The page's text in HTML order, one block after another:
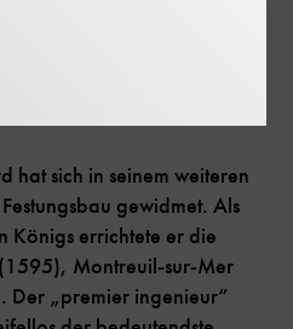
Herzogs, gefertigt.
der insgesamt 40
hat sie Jean Errard auch
hat sich in seinem weiteren
gewidmet. Als
Königs errichtete er die
Montreuil-sur-Mer
„premier ingenieur“